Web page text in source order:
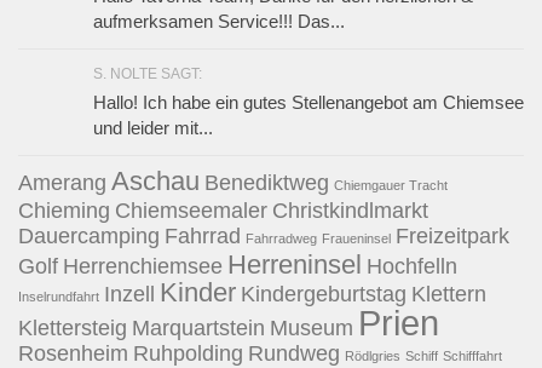
aufmerksamen Service!!! Das...
S. NOLTE SAGT:
Hallo! Ich habe ein gutes Stellenangebot am Chiemsee
und leider mit...
Amerang Aschau Benediktweg Chiemgauer Tracht
Chieming Chiemseemaler Christkindlmarkt
Dauercamping Fahrrad Fahrradweg Fraueninsel Freizeitpark
Golf Herrenchiemsee Herreninsel Hochfelln
Inselrundfahrt Inzell Kinder Kindergeburtstag Klettern
Klettersteig Marquartstein Museum Prien
Rosenheim Ruhpolding Rundweg Rödlgries Schiff Schifffahrt